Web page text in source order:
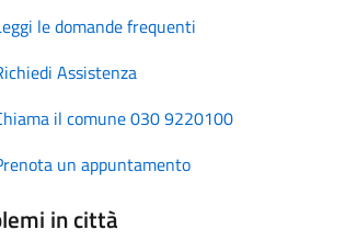
le domande frequenti
Assistenza
il comune 030 9220100
un appuntamento
in città